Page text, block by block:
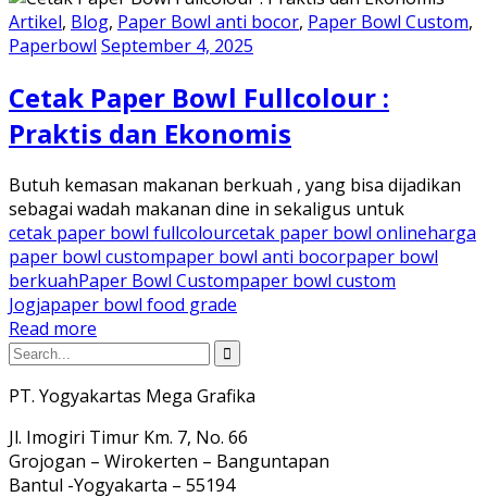
Artikel, Blog, Paper Bowl anti bocor, Paper Bowl Custom,
Paperbowl September 4, 2025
Cetak Paper Bowl Fullcolour :
Praktis dan Ekonomis
Butuh kemasan makanan berkuah , yang bisa dijadikan
sebagai wadah makanan dine in sekaligus untuk
cetak paper bowl fullcolourcetak paper bowl onlineharga
paper bowl custompaper bowl anti bocorpaper bowl
berkuahPaper Bowl Custompaper bowl custom
Jogjapaper bowl food grade
Read more
PT. Yogyakartas Mega Grafika
Jl. Imogiri Timur Km. 7, No. 66
Grojogan – Wirokerten – Banguntapan
Bantul -Yogyakarta – 55194